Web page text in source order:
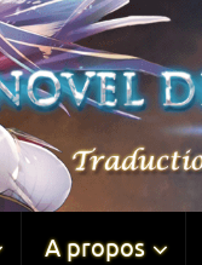
A propos